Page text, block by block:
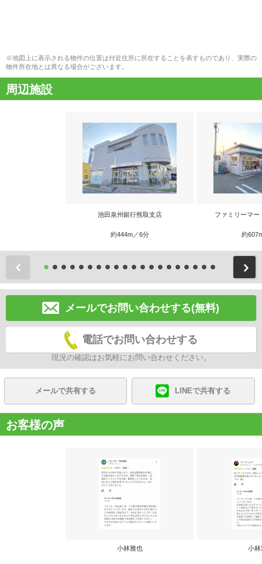
※地図上に表示される物件の位置は付近住所に所在することを表すものであり、実際の
物件所在地とは異なる場合がございます。
周辺施設
池田泉州銀行熊取支店
約444m／6分
ファミリーマー
約
メールでお問い合わせする(無料)
電話でお問い合わせする
現況の確認はお気軽にお問い合わせください。
メールで共有する LINEで共有する
お客様の声
小林雅也 小林